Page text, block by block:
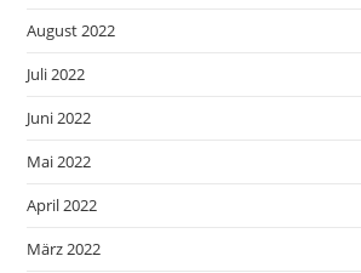
August 2022
Juli 2022
Juni 2022
Mai 2022
April 2022
März 2022